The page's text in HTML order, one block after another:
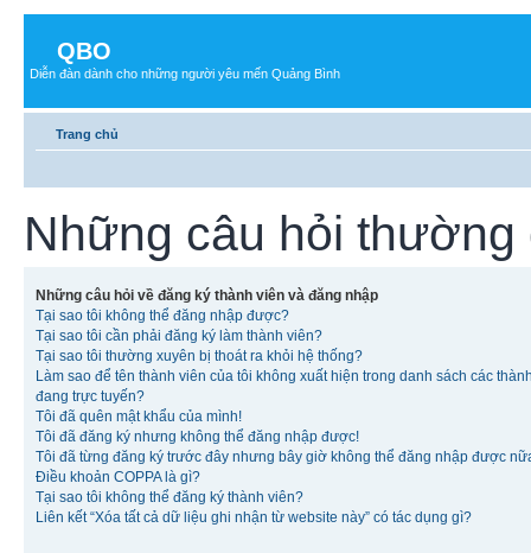
QBO
Diễn đàn dành cho những người yêu mến Quảng Bình
Trang chủ
Những câu hỏi thường
Những câu hỏi về đăng ký thành viên và đăng nhập
Tại sao tôi không thể đăng nhập được?
Tại sao tôi cần phải đăng ký làm thành viên?
Tại sao tôi thường xuyên bị thoát ra khỏi hệ thống?
Làm sao để tên thành viên của tôi không xuất hiện trong danh sách các
đang trực tuyến?
Tôi đã quên mật khẩu của mình!
Tôi đã đăng ký nhưng không thể đăng nhập được!
Tôi đã từng đăng ký trước đây nhưng bây giờ không thể đăng nhập được
Điều khoản COPPA là gì?
Tại sao tôi không thể đăng ký thành viên?
Liên kết “Xóa tất cả dữ liệu ghi nhận từ website này” có tác dụng gì?